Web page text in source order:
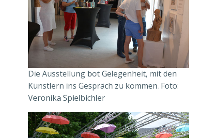
Die Ausstellung bot Gelegenheit, mit den
Künstlern ins Gespräch zu kommen. Foto:
Veronika Spielbichler